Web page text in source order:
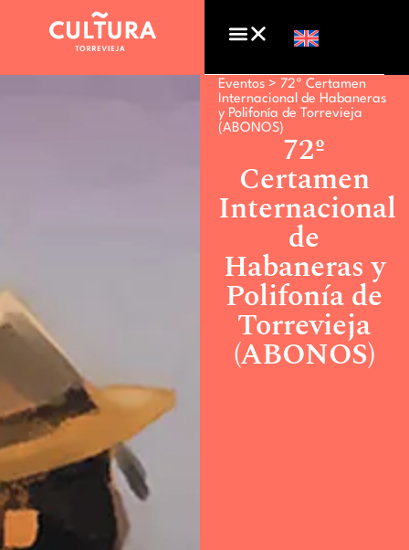
Eventos > 72º Certamen
Internacional de Habaneras
y Polifonía de Torrevieja
(ABONOS)72º
Certamen
Internacional
de
Habaneras y
Polifonía de
Torrevieja
(ABONOS)